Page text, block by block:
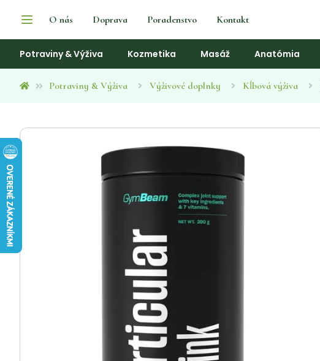
O nás Doprava Poradenstvo Kontakt
Potraviny & Výživa Kozmetika Masáž Anatómia
Potraviny & Výživa Výživové doplnky Kĺbová výživa